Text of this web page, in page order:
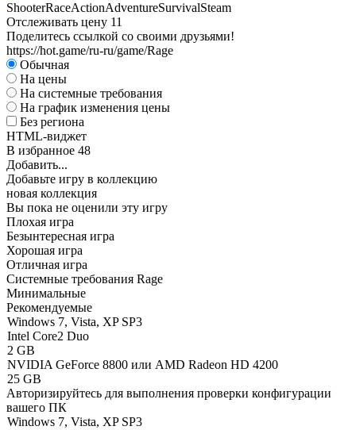
ShooterRaceActionAdventureSurvivalSteam
Отслеживать цену 11
Поделитесь ссылкой со своими друзьями!
https://hot.game/ru-ru/game/Rage
Обычная
На цены
На системные требования
На график изменения цены
Без региона
HTML-виджет
В избранное 48
Добавить...
Добавьте игру в коллекцию
новая коллекция
Вы пока не оценили эту игру
Плохая игра
Безынтересная игра
Хорошая игра
Отличная игра
Системные требования Rage
Минимальные
Рекомендуемые
Windows 7, Vista, XP SP3
Intel Core2 Duo
2 GB
NVIDIA GeForce 8800 или AMD Radeon HD 4200
25 GB
Авторизируйтесь для выполнения проверки конфигурации
вашего ПК
Windows 7, Vista, XP SP3